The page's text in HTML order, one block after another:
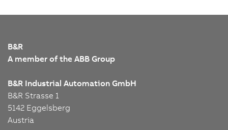
B&R
A member of the ABB Group
B&R Industrial Automation GmbH
B&R Strasse 1
5142 Eggelsberg
Austria